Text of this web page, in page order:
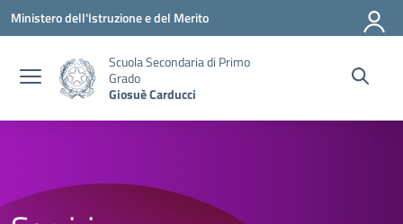
Vai ai contenuti
Vai al menu di navigazione
Vai al footer
Ministero dell'Istruzione e del Merito
Scuola Secondaria di Primo
Grado
Giosuè Carducci